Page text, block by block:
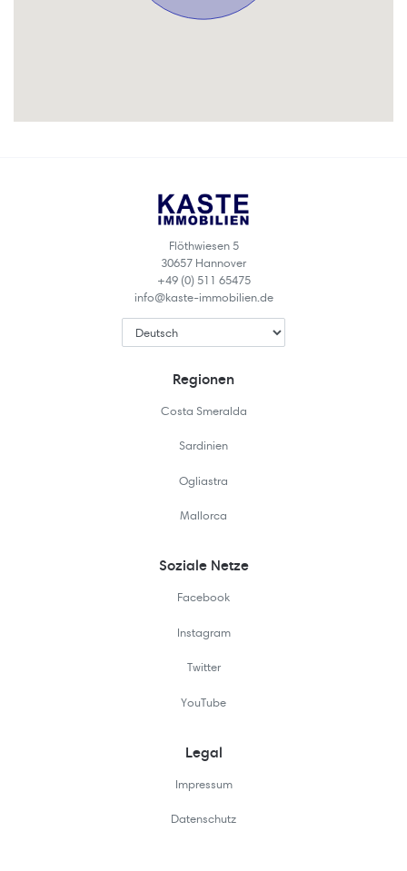
Flöthwiesen 5
30657 Hannover
+49 (0) 511 65475
info@kaste-immobilien.de
Regionen
Costa Smeralda
Sardinien
Ogliastra
Mallorca
Soziale Netze
Facebook
Instagram
Twitter
YouTube
Legal
Impressum
Datenschutz